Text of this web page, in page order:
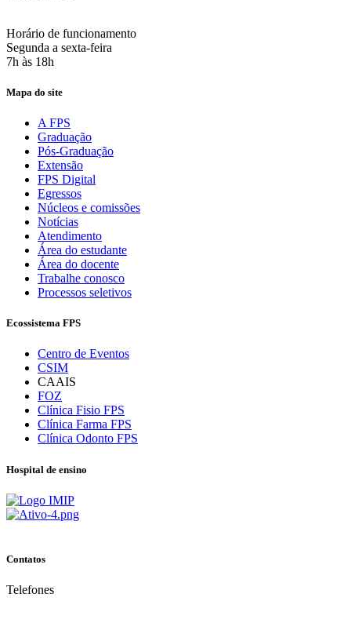
Horário de funcionamento
Segunda a sexta-feira
7h às 18h
Mapa do site
A FPS
Graduação
Pós-Graduação
Extensão
FPS Digital
Egressos
Núcleos e comissões
Notícias
Atendimento
Área do estudante
Área do docente
Trabalhe conosco
Processos seletivos
Ecossistema FPS
Centro de Eventos
CSIM
CAAIS
FOZ
Clínica Fisio FPS
Clínica Farma FPS
Clínica Odonto FPS
Hospital de ensino
Contatos
Telefones